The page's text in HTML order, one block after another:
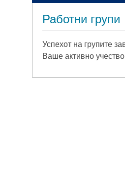
Работни групи
Успехот на групите
Ваше активно